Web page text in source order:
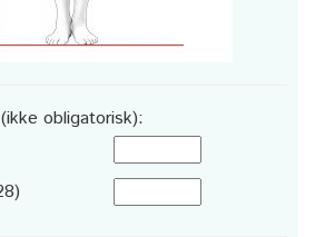
obligatorisk):